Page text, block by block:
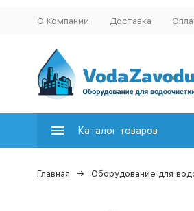
О Компании Доставка
Каталог товаров
Главная Оборудование для